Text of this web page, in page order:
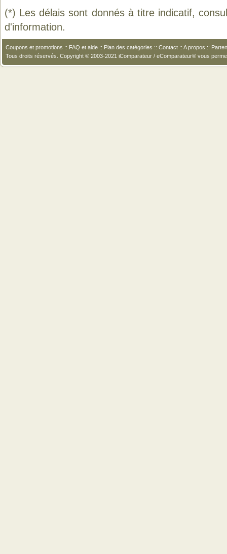
(*) Les délais sont donnés à titre indicatif,
d'information.
Coupons et promotions :: FAQ et aide :: Plan des catégories :: Contact :: A propos ::
Tous droits réservés. Copyright © 2003-2021 iComparateur / eComparateur® vous